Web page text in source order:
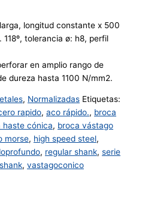
longitud constante x 500
tolerancia ø: h8, perfil
en amplio rango de
dureza hasta 1100 N/mm2.
, Normalizadas Etiquetas:
rapido, aco rápido., broca
haste cónica, broca vástago
morse, high speed steel,
, regular shank, serie
, vastagoconico